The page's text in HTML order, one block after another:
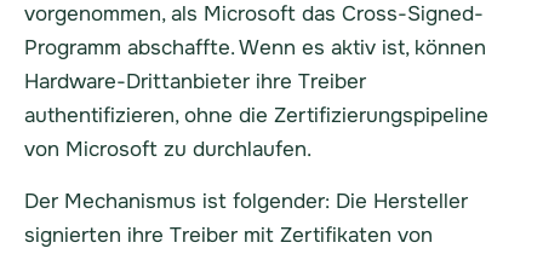
vorgenommen, als Microsoft das Cross-Signed-
Programm abschaffte. Wenn es aktiv ist, können
Hardware-Drittanbieter ihre Treiber
authentifizieren, ohne die Zertifizierungspipeline
von Microsoft zu durchlaufen.
Der Mechanismus ist folgender: Die Hersteller
signierten ihre Treiber mit Zertifikaten von